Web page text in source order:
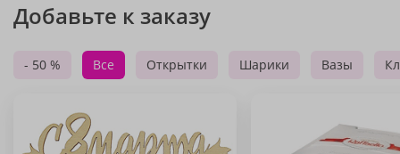
Добавьте к заказу
- 50 % Все Открытки Шарики Вазы